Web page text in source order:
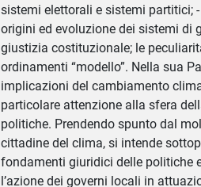
sistemi elettorali e sistemi partitici;
origini ed evoluzione dei sistemi di
giustizia costituzionale; le
ordinamenti “modello”. Nella sua
implicazioni del cambiamento
particolare attenzione alla sfera
politiche. Prendendo spunto dal
cittadine del clima, si intende
fondamenti giuridici delle politiche
l’azione dei governi locali in